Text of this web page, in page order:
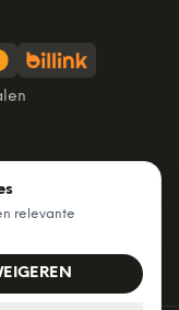
€60. Tot 365
relevante